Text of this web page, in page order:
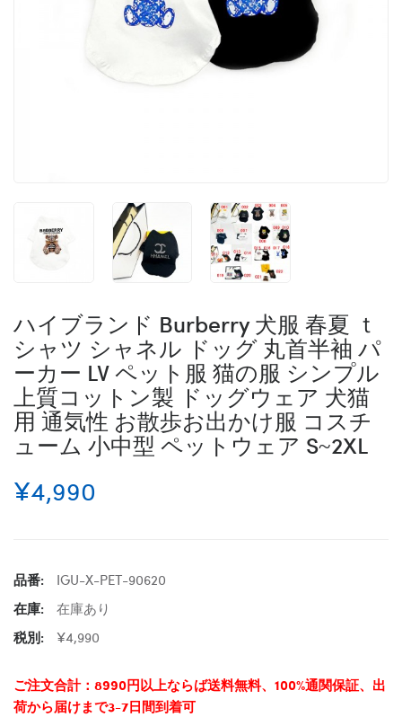
ハイブランド Burberry 犬服 春夏 ｔ
シャツ シャネル ドッグ 丸首半袖 パ
ーカー LV ペット服 猫の服 シンプル
上質コットン製 ドッグウェア 犬猫
用 通気性 お散歩お出かけ服 コスチ
ューム 小中型 ペットウェア S~2XL
¥4,990
品番:
IGU-X-PET-90620
在庫:
在庫あり
税別:
¥4,990
ご注文合計：8990円以上ならば送料無料、100%通関保証、出
荷から届けまで3-7日間到着可